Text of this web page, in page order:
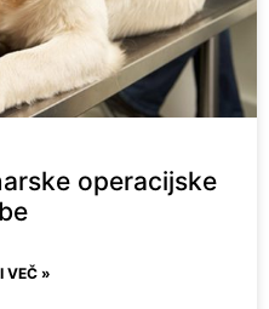
operacijske
VEČ »